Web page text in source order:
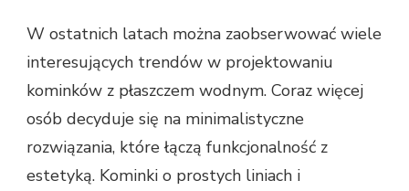
W ostatnich latach można zaobserwować wiele
interesujących trendów w projektowaniu
kominków z płaszczem wodnym. Coraz więcej
osób decyduje się na minimalistyczne
rozwiązania, które łączą funkcjonalność z
estetyką. Kominki o prostych liniach i